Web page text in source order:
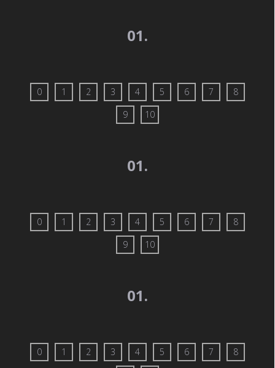
01.
0 1 2 3 4 5 6 7
8
9
10
01.
0 1 2 3 4 5 6 7
8
9
10
01.
0 1 2 3 4 5 6 7
8